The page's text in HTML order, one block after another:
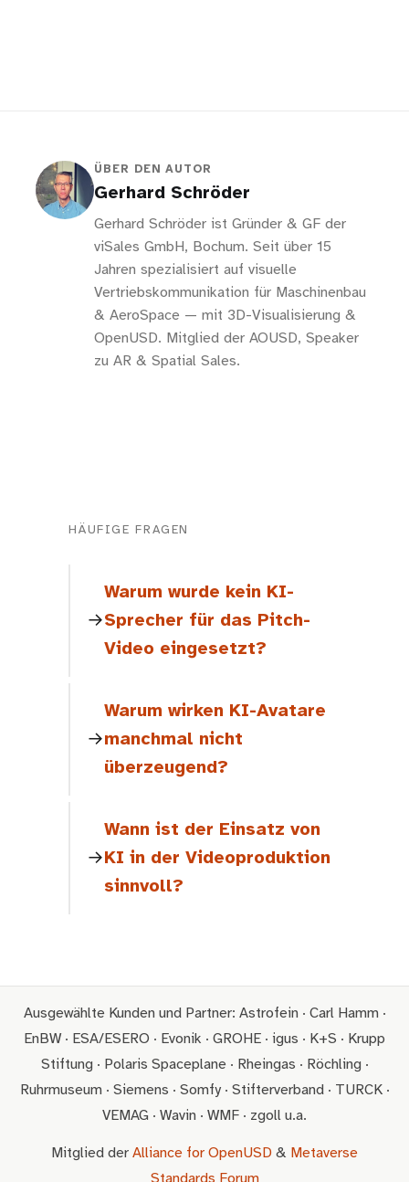
ÜBER DEN AUTOR
Gerhard Schröder
Gerhard Schröder ist Gründer & GF der
viSales GmbH, Bochum. Seit über 15
Jahren spezialisiert auf visuelle
Vertriebskommunikation für Maschinenbau
& AeroSpace — mit 3D-Visualisierung &
OpenUSD. Mitglied der AOUSD, Speaker
zu AR & Spatial Sales.
HÄUFIGE FRAGEN
Warum wurde kein KI-
Sprecher für das Pitch-
Video eingesetzt?
Warum wirken KI-Avatare
manchmal nicht
überzeugend?
Wann ist der Einsatz von
KI in der Videoproduktion
sinnvoll?
Ausgewählte Kunden und Partner: Astrofein · Carl Hamm ·
EnBW · ESA/ESERO · Evonik · GROHE · igus · K+S · Krupp
Stiftung · Polaris Spaceplane · Rheingas · Röchling ·
Ruhrmuseum · Siemens · Somfy · Stifterverband · TURCK ·
VEMAG · Wavin · WMF · zgoll u.a.
Mitglied der Alliance for OpenUSD & Metaverse